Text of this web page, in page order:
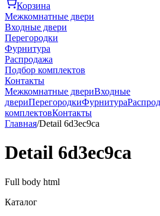
Корзина
Межкомнатные двери
Входные двери
Перегородки
Фурнитура
Распродажа
Подбор комплектов
Контакты
Межкомнатные двериВходные
двериПерегородкиФурнитура
комплектовКонтакты
Главная/Detail 6d3ec9ca
Detail 6d3ec9ca
Full body html
Каталог